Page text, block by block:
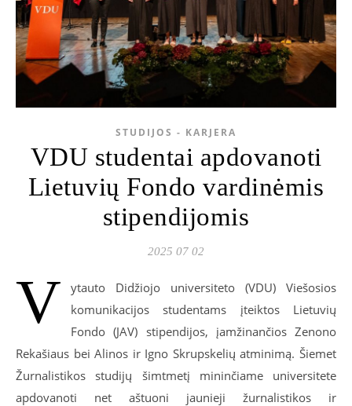
STUDIJOS - KARJERA
VDU studentai apdovanoti
Lietuvių Fondo vardinėmis
stipendijomis
2025 07 02
V
ytauto Didžiojo universiteto (VDU) Viešosios
komunikacijos studentams įteiktosLietuvių
Fondo (JAV) stipendijos, įamžinančios Zenono
Rekašiaus bei Alinos ir Igno Skrupskelių atminimą. Šiemet
Žurnalistikos studijų šimtmetį mininčiameuniversitete
apdovanoti net aštuoni jaunieji žurnalistikos ir